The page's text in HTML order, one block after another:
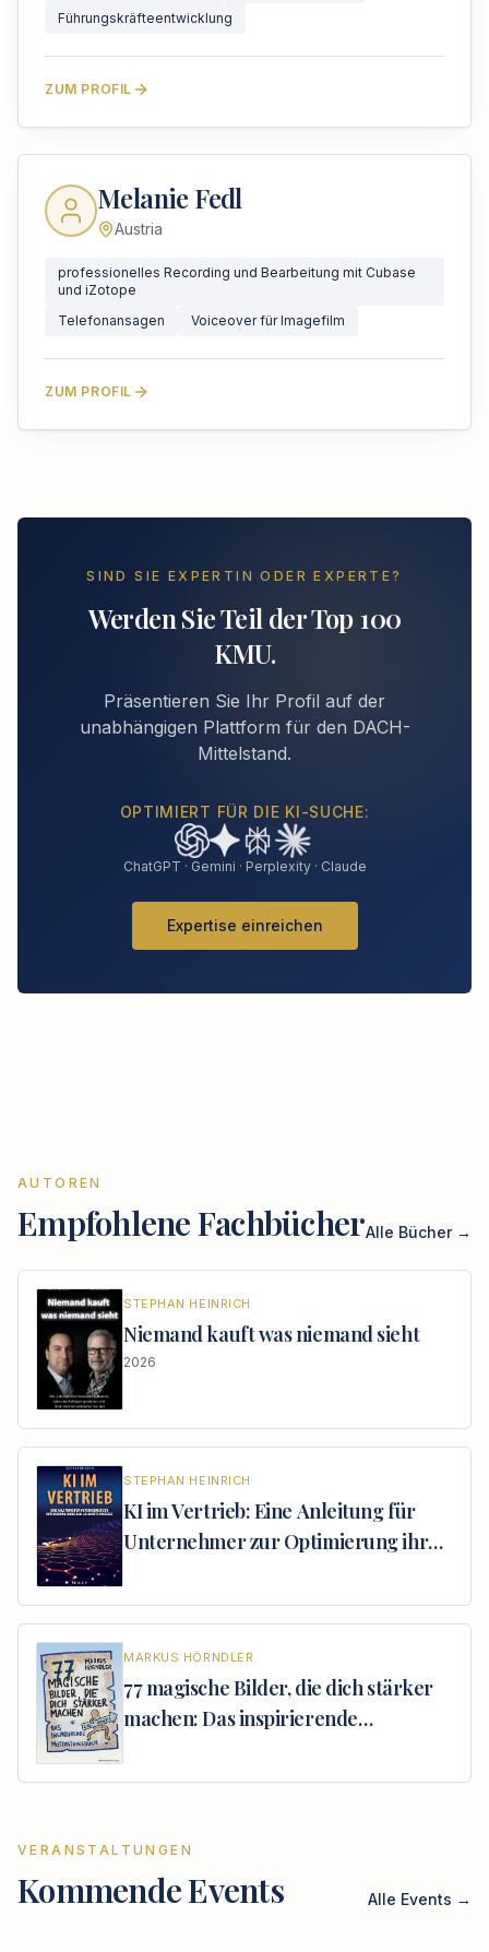
Führungskräfteentwicklung
ZUM PROFIL
Melanie Fedl
Austria
professionelles Recording und Bearbeitung mit Cubase
und iZotope
Telefonansagen
Voiceover für Imagefilm
ZUM PROFIL
SIND SIE EXPERTIN ODER EXPERTE?
Werden Sie Teil der Top 100
KMU.
Präsentieren Sie Ihr Profil auf der
unabhängigen Plattform für den DACH-
Mittelstand.
OPTIMIERT FÜR DIE KI-SUCHE:
ChatGPT · Gemini · Perplexity · Claude
Expertise einreichen
AUTOREN
Empfohlene FachbücherAlle Bücher →
STEPHAN HEINRICH
Niemand kauft was niemand sieht
2026
STEPHAN HEINRICH
KI im Vertrieb: Eine Anleitung für
Unternehmer zur Optimierung ihrer
MARKUS HÖRNDLER
77 magische Bilder, die dich stärker
machen: Das inspirierende
VERANSTALTUNGEN
Kommende Events Alle Events →